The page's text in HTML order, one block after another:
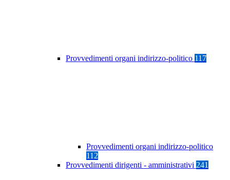
Provvedimenti organi indirizzo-politico 117
Provvedimenti organi indirizzo-politico
112
Provvedimenti dirigenti - amministrativi 241